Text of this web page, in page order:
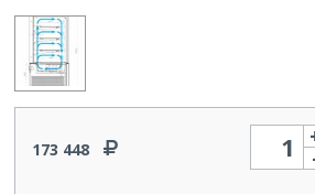
173 448